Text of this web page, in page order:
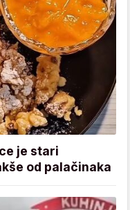
je stari
od palačinaka